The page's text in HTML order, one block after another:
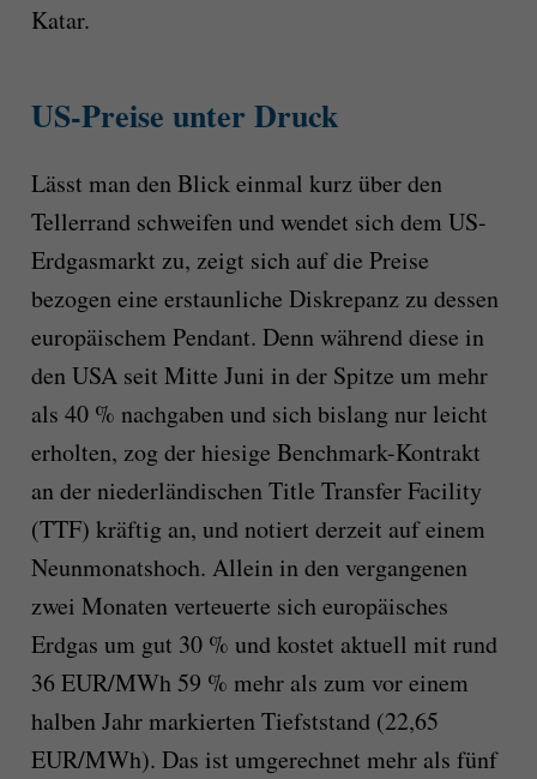
Katar.
US-Preise unter Druck
Lässt man den Blick einmal kurz über den
Tellerrand schweifen und wendet sich dem US-
Erdgasmarkt zu, zeigt sich auf die Preise
bezogen eine erstaunliche Diskrepanz zu dessen
europäischem Pendant. Denn während diese in
den USA seit Mitte Juni in der Spitze um mehr
als 40 % nachgaben und sich bislang nur leicht
erholten, zog der hiesige Benchmark-Kontrakt
an der niederländischen Title Transfer Facility
(TTF) kräftig an, und notiert derzeit auf einem
Neunmonatshoch. Allein in den vergangenen
zwei Monaten verteuerte sich europäisches
Erdgas um gut 30 % und kostet aktuell mit rund
36 EUR/MWh 59 % mehr als zum vor einem
halben Jahr markierten Tiefststand (22,65
EUR/MWh). Das ist umgerechnet mehr als fünf